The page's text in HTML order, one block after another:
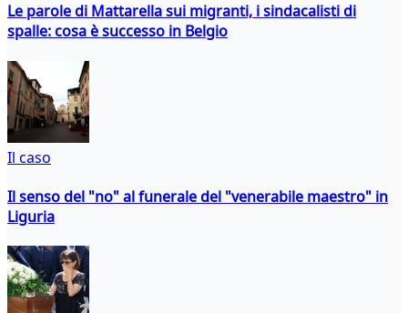
Le parole di Mattarella sui migranti, i sindacalisti di
spalle: cosa è successo in Belgio
Il caso
Il senso del "no" al funerale del "venerabile maestro" in
Liguria